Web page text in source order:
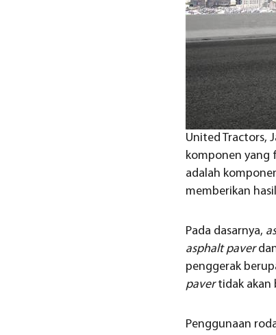
United Tractors,
komponen yang
adalah
memberikan
Pada dasarnya,
asphalt paver
penggerak
pavertidak akan
Penggunaan